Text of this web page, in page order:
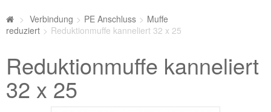
> Verbindung > PE Anschluss > Muffe
reduziert > Reduktionmuffe kanneliert 32 x 25
Reduktionmuffe kanneliert
32 x 25